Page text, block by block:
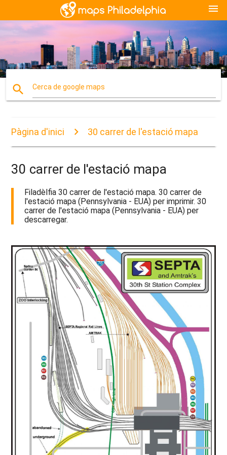
menu
search Cerca de google maps
Pàgina d'inici 30 carrer de l'estació mapa
30 carrer de l'estació mapa
Filadèlfia 30 carrer de l'estació mapa. 30 carrer de
l'estació mapa (Pennsylvania - EUA) per imprimir. 30
carrer de l'estació mapa (Pennsylvania - EUA) per
descarregar.